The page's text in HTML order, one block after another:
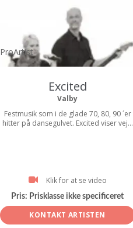
ProArtist
Excited
Valby
Festmusik som i de glade 70, 80, 90 ´er
hitter på dansegulvet. Excited viser vej...
Klik for at se video
Pris: Prisklasse ikke specificeret
KONTAKT ARTISTEN